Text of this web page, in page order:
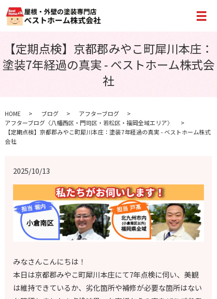
メ
【定期点検】京都郡みやこ町犀川本庄：
塗装7年経過の真実 - ベストホーム株式会
社
HOME ブログ
アフターブログ
アフターブログ〈八幡西区・門司区・若松区・福岡全域エリア〉
【定期点検】京都郡みやこ町犀川本庄：塗装7年経過の真実 - ベストホーム株式
会社
2025/10/13
みなさんこんにちは！
本日は京都郡みやこ町犀川本庄にて7年点検に伺い、美観
は維持できているか、劣化箇所や補修が必要な箇所はない